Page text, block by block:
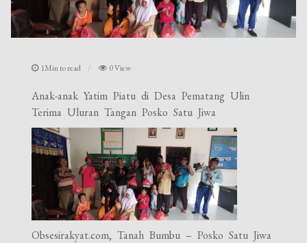
1Min to read 0 View
Anak-anak Yatim Piatu di Desa Pematang Ulin
Terima Uluran Tangan Posko Satu Jiwa
Obsesirakyat.com, Tanah Bumbu – Posko Satu Jiwa